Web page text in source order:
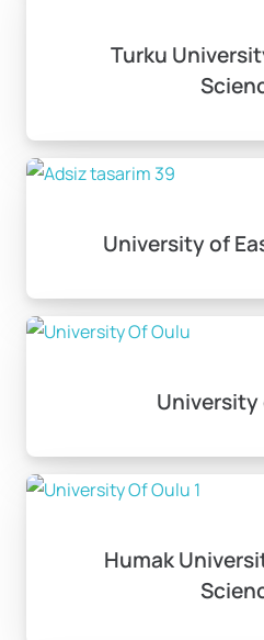
Turku
University of
University
Humak